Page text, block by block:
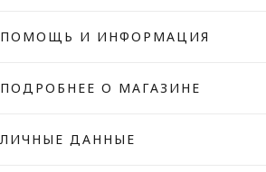
ПОМОЩЬ И ИНФОРМАЦИЯ
ПОДРОБНЕЕ О МАГАЗИНЕ
ЛИЧНЫЕ ДАННЫЕ